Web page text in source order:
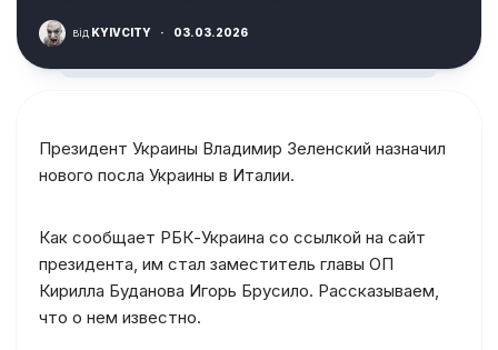
від KYIVCITY · 03.03.2026
Президент Украины Владимир Зеленский назначил
нового посла Украины в Италии.
Как сообщает РБК-Украина со ссылкой на сайт
президента, им стал заместитель главы ОП
Кирилла Буданова Игорь Брусило. Рассказываем,
что о нем известно.